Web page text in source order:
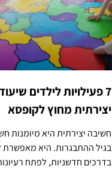
7 פעילויות לילדים
יצירתית מחוץ לקופסא
חשיבה יצירתית היא מיומנות
בגיל ההתבגרות. היא מאפשרת
בדרכים חדשניות, לפתח